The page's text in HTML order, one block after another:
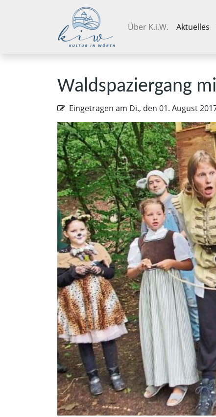
Navigation überspringen
Über K.i.W. Aktuelles
Waldspaziergang
Eingetragen am Di., den 01. August